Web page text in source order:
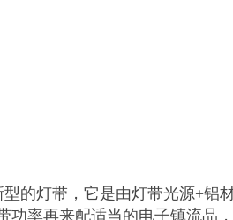
的灯带，它是由灯带光源+铝
功率再来配适当的电子镇流品